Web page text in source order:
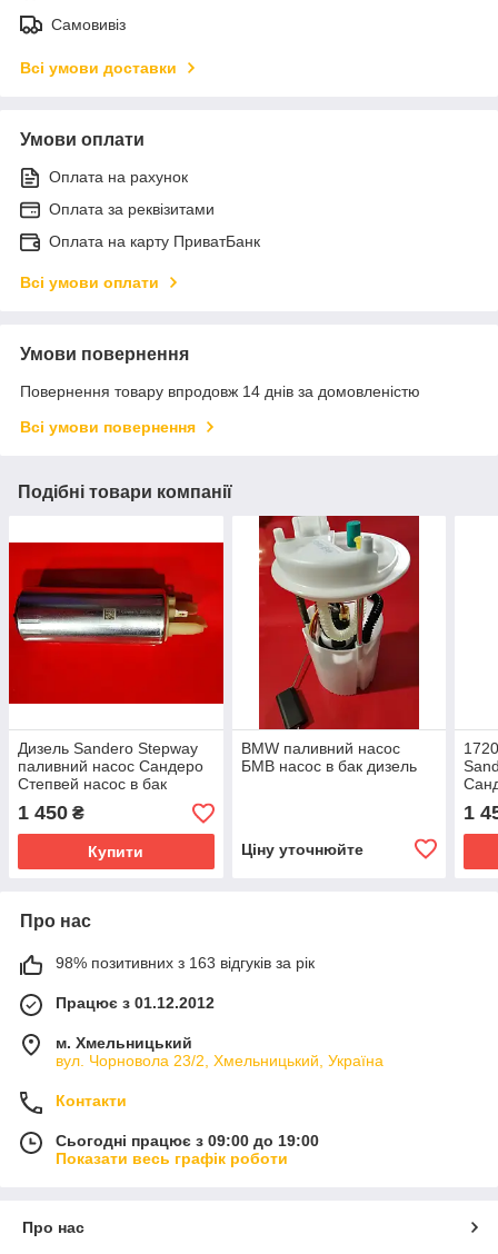
Самовивіз
Всі умови доставки
Умови оплати
Оплата на рахунок
Оплата за реквізитами
Оплата на карту ПриватБанк
Всі умови оплати
Умови повернення
Повернення товару впродовж 14 днів за домовленістю
Всі умови повернення
Подібні товари компанії
Дизель Sandero Stepway
паливний насос Сандеро
Степвей насос в бак
172026119R 09742529900
100111781
1 450 ₴
Купити
BMW паливний насос
БМВ насос в бак дизель
Ціну уточнюйте
1
Про нас
98% позитивних з 163 відгуків за рік
Працює з 01.12.2012
м. Хмельницький
вул. Чорновола 23/2, Хмельницький, Україна
Контакти
Сьогодні працює з 09:00 до 19:00
Показати весь графік роботи
Про нас